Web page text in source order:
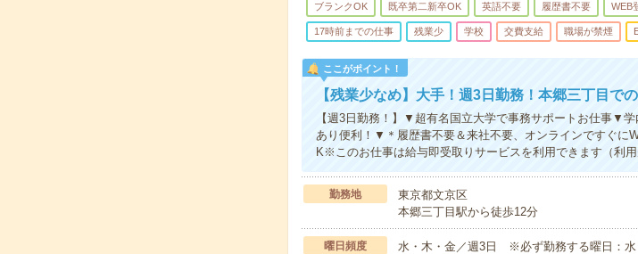
ブランクOK 既卒第二新卒OK 英語不要 履歴書不要 WEB
17時前までの仕事 残業少 学校 交費支給 職場が禁煙
ここがポイント！
【残業少なめ】大手！週3日勤務！本郷三丁目で
【週3日勤務！】▼超有名国立大学で事務サポートお仕事▼
あり便利！▼＊履歴書不要＆来社不要、オンラインですぐ
K※このお仕事は給与即受取りサービスを利用できます（利用
勤務地
東京都文京区
本郷三丁目駅から徒歩12分
曜日頻度 水・木・金／週3日 ※必ず勤務する曜日：水